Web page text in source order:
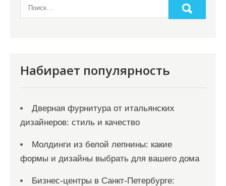
Набирает популярность
Дверная фурнитура от итальянских
дизайнеров: стиль и качество
Молдинги из белой лепнины: какие
формы и дизайны выбрать для вашего дома
Бизнес-центры в Санкт-Петербурге: